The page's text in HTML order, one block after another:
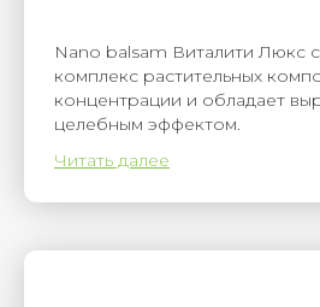
Nano balsam Виталити Люкс
комплекс растительных
концентрации и обладает
целебным эффектом.
Читать далее